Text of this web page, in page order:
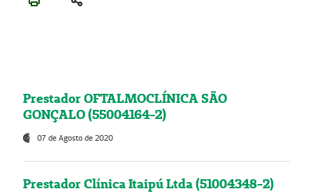
Prestador OFTALMOCLÍNICA SÃO
GONÇALO (55004164-2)
07 de Agosto de 2020
Prestador Clínica Itaipú Ltda (51004348-2)